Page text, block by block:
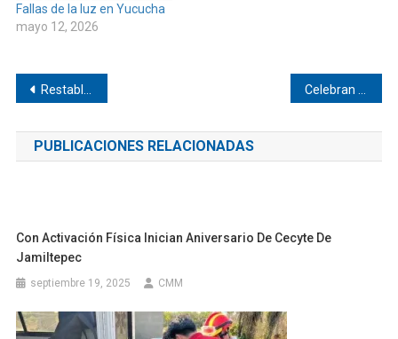
Fallas de la luz en Yucucha
mayo 12, 2026
Navegación
de
entradas
Restablece IMSS-Bienestar servicios de seguridad y limpieza en hospitales generales y básicos comunitarios
PUBLICACIONES RELACIONADAS
Con Activación Física Inician Aniversario De Cecyte De
Jamiltepec
septiembre 19, 2025 CMM